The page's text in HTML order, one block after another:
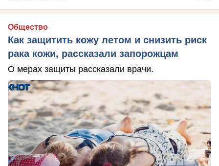
Общество
Как защитить кожу летом и снизить риск
рака кожи, рассказали запорожцам
О мерах защиты рассказали врачи.